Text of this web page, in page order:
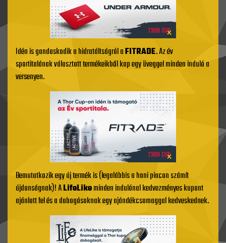
Idén is gondoskodik a hidratáltságról aFITRADE. Az év
sportitalának választott termékeikből kap egy üveggel minden induló a
versenyen.
Bemutatkozik egy új termék is (legalábbis a honi piacon számít
újdonságnak)! ALifeLikeminden indulónal kedvezményes kupont
ajánlott fel és a dobogósoknak egy ajándékcsomaggal kedveskednek.